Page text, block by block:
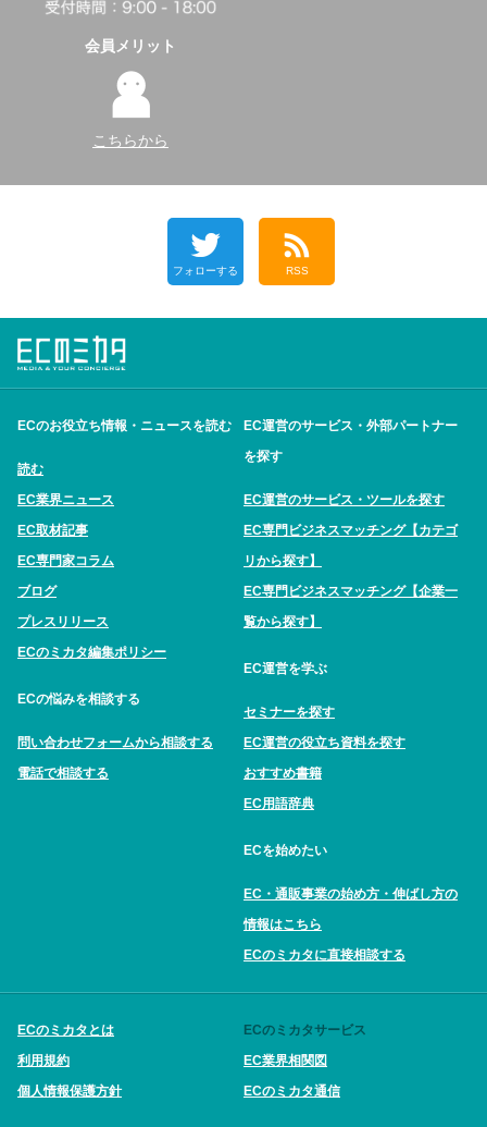
会員メリット
こちらから
フォローする RSS
ECのお役立ち情報・ニュースを読む
読む
EC業界ニュース
EC取材記事
EC専門家コラム
ブログ
プレスリリース
ECのミカタ編集ポリシー
ECの悩みを相談する
問い合わせフォームから相談する
電話で相談する
EC運営のサービス・外部パートナー
を探す
EC運営のサービス・ツールを探す
EC専門ビジネスマッチング【カテゴ
リから探す】
EC専門ビジネスマッチング【企業一
覧から探す】
EC運営を学ぶ
セミナーを探す
EC運営の役立ち資料を探す
おすすめ書籍
EC用語辞典
ECを始めたい
EC・通販事業の始め方・伸ばし方の
情報はこちら
ECのミカタに直接相談する
ECのミカタとは
利用規約
個人情報保護方針
ECのミカタサービス
EC業界相関図
ECのミカタ通信